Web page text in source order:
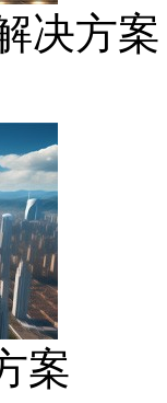
决方案
案